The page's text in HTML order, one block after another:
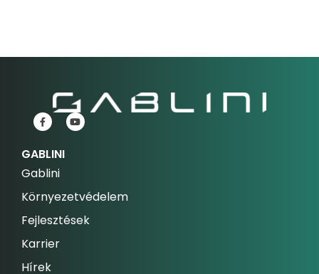
GABLINI
Gablini
Környezetvédelem
Fejlesztések
Karrier
Hírek